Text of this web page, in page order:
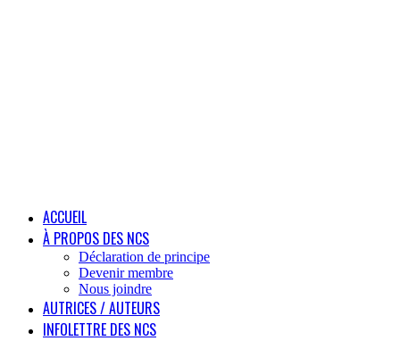
ACCUEIL
À PROPOS DES NCS
Déclaration de principe
Devenir membre
Nous joindre
AUTRICES / AUTEURS
INFOLETTRE DES NCS